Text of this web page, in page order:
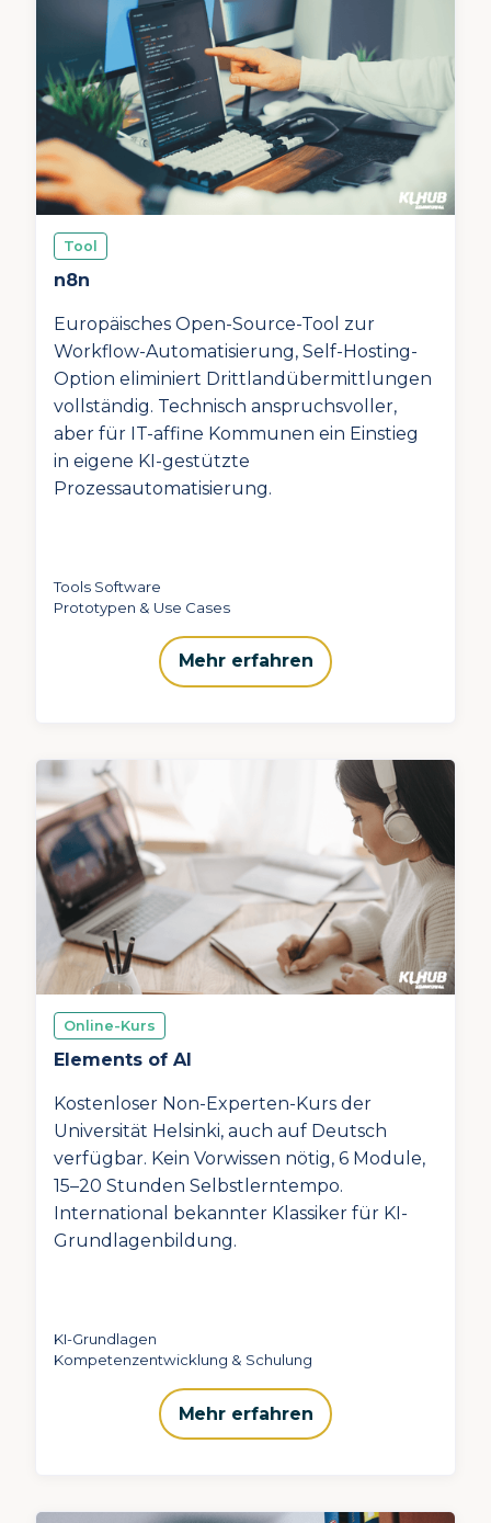
Tool
n8n
Europäisches Open-Source-Tool zur
Workflow-Automatisierung, Self-Hosting-
Option eliminiert Drittlandübermittlungen
vollständig. Technisch anspruchsvoller,
aber für IT-affine Kommunen ein Einstieg
in eigene KI-gestützte
Prozessautomatisierung.
Tools Software
Prototypen & Use Cases
Mehr erfahren
Online-Kurs
Elements of AI
Kostenloser Non-Experten-Kurs der
Universität Helsinki, auch auf Deutsch
verfügbar. Kein Vorwissen nötig, 6 Module,
15–20 Stunden Selbstlerntempo.
International bekannter Klassiker für KI-
Grundlagenbildung.
KI-Grundlagen
Kompetenzentwicklung & Schulung
Mehr erfahren